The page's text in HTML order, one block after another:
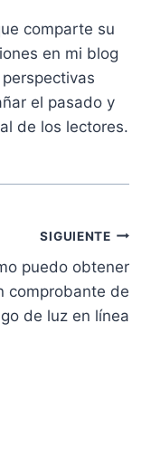
comparte su
en mi blog
el pasado y
de los lectores.
SIGUIENTE
puedo obtener
comprobante de
de luz en línea